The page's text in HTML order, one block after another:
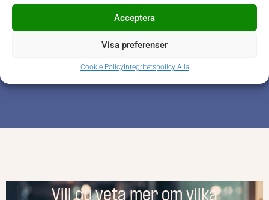
Acceptera
Visa preferenser
Cookie PolicyIntegritetspolicy Alla
dyker upp.
Gå med i kandidatnätverket
Gå med i konsultnätverket
Vill du veta mer om vilka